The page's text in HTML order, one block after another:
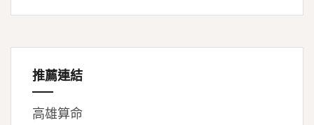
推薦連結
高雄算命